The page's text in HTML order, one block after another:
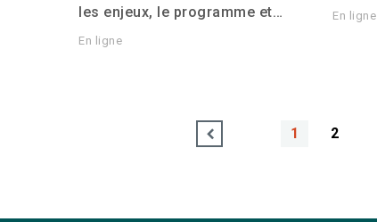
les enjeux, le programme et…
En ligne
En ligne
1 2